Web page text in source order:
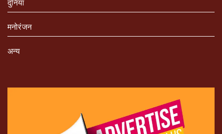
दुनिया
मनोरंजन
अन्य